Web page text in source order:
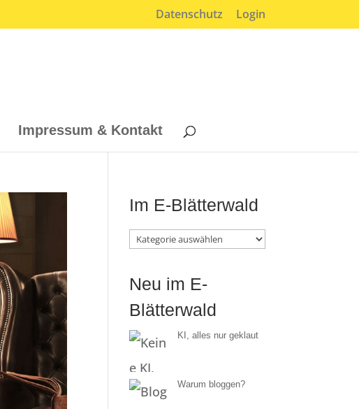
Datenschutz Login
Impressum & Kontakt
Im E-Blätterwald
Im
Blätterwald
Neu im E-
Blätterwald
KI, alles nur geklaut
Warum bloggen?